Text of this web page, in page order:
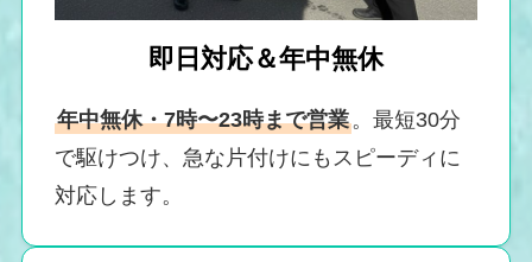
即日対応＆年中無休
年中無休・7時〜23時まで営業。最短30分
で駆けつけ、急な片付けにもスピーディに
対応します。